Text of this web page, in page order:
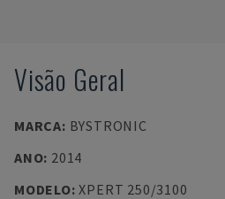
Visão Geral
MARCA: BYSTRONIC
ANO: 2014
MODELO:XPERT 250/3100